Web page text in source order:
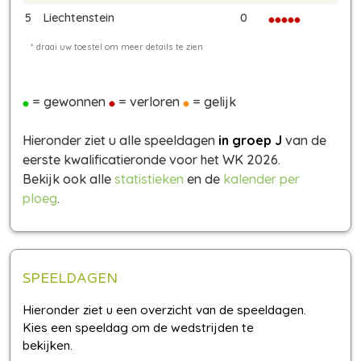
5 Liechtenstein 0
= gewonnen = verloren = gelijk
Hieronder ziet u alle speeldagen in groep J van de
eerste kwalificatieronde voor het WK 2026.
Bekijk ook alle statistieken en de kalender per
ploeg.
SPEELDAGEN